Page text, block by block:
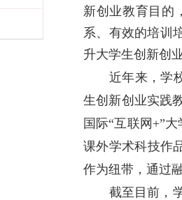
新创业教育目的
系、有效的培训
升大学生创新创
近年来，学
生创新创业实践
国际“互联网 +”大
课外学术科技作
作为纽带，通过
截至目前，